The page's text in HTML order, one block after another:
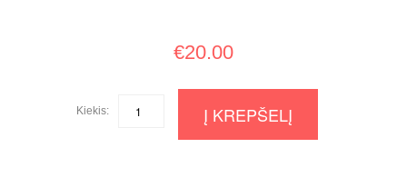
€20.00
Kiekis: Quantity Į KREPŠELĮ